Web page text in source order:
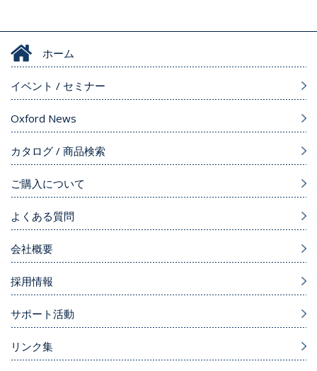
ホーム
イベント / セミナー
Oxford News
カタログ / 商品検索
ご購入について
よくある質問
会社概要
採用情報
サポート活動
リンク集